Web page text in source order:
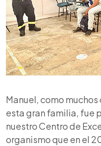
Manuel, como
esta gran familia, fue
nuestro Centro de
organismo que en el